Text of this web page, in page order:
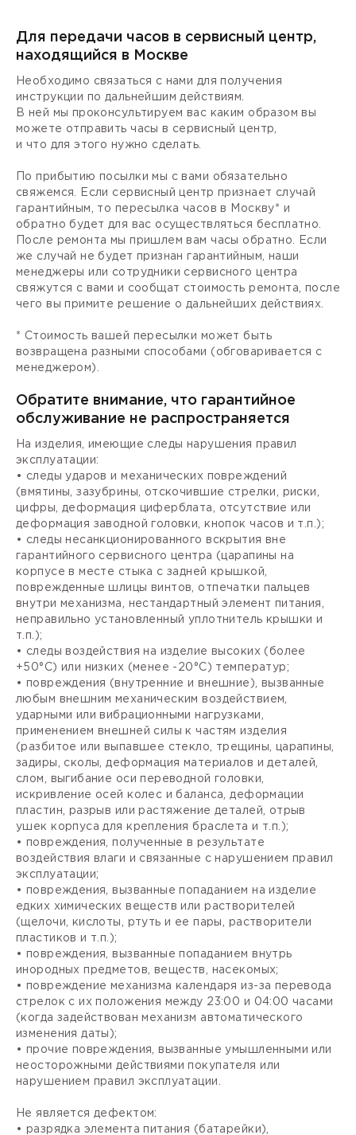
Для передачи часов в сервисный центр,
находящийся в Москве
Необходимо связаться с нами для получения
инструкции по дальнейшим действиям.
В ней мы проконсультируем вас каким образом вы
можете отправить часы в сервисный центр,
и что для этого нужно сделать.
По прибытию посылки мы с вами обязательно
свяжемся. Если сервисный центр признает случай
гарантийным, то пересылка часов в Москву* и
обратно будет для вас осуществляться бесплатно.
После ремонта мы пришлем вам часы обратно. Если
же случай не будет признан гарантийным, наши
менеджеры или сотрудники сервисного центра
свяжутся с вами и сообщат стоимость ремонта, после
чего вы примите решение о дальнейших действиях.
* Стоимость вашей пересылки может быть
возвращена разными способами (обговаривается с
менеджером).
Обратите внимание, что гарантийное
обслуживание не распространяется
На изделия, имеющие следы нарушения правил
эксплуатации:
• следы ударов и механических повреждений
(вмятины, зазубрины, отскочившие стрелки, риски,
цифры, деформация циферблата, отсутствие или
деформация заводной головки, кнопок часов и т.п.);
• следы несанкционированного вскрытия вне
гарантийного сервисного центра (царапины на
корпусе в месте стыка с задней крышкой,
поврежденные шлицы винтов, отпечатки пальцев
внутри механизма, нестандартный элемент питания,
неправильно установленный уплотнитель крышки и
т.п.);
• следы воздействия на изделие высоких (более
+50°С) или низких (менее -20°С) температур;
• повреждения (внутренние и внешние), вызванные
любым внешним механическим воздействием,
ударными или вибрационными нагрузками,
применением внешней силы к частям изделия
(разбитое или выпавшее стекло, трещины, царапины,
задиры, сколы, деформация материалов и деталей,
слом, выгибание оси переводной головки,
искривление осей колес и баланса, деформации
пластин, разрыв или растяжение деталей, отрыв
ушек корпуса для крепления браслета и т.п.);
• повреждения, полученные в результате
воздействия влаги и связанные с нарушением правил
эксплуатации;
• повреждения, вызванные попаданием на изделие
едких химических веществ или растворителей
(щелочи, кислоты, ртуть и ее пары, растворители
пластиков и т.п.);
• повреждения, вызванные попаданием внутрь
инородных предметов, веществ, насекомых;
• повреждение механизма календаря из-за перевода
стрелок с их положения между 23:00 и 04:00 часами
(когда задействован механизм автоматического
изменения даты);
• прочие повреждения, вызванные умышленными или
неосторожными действиями покупателя или
нарушением правил эксплуатации.
Не является дефектом:
• разрядка элемента питания (батарейки),